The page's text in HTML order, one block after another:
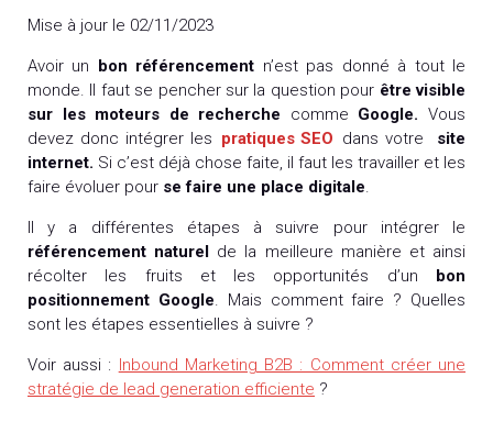
Mise à jour le 02/11/2023
Avoir un bon référencement n’est pas donné à tout le
monde. Il faut se pencher sur la question pour être visible
sur les moteurs de recherche comme Google.Vous
devez donc intégrer les pratiques SEO dans votre site
internet. Si c’est déjà chose faite, il faut les travailler et les
faire évoluer pour se faire une place digitale.
Il y a différentes étapes à suivre pour intégrer le
référencement naturel de la meilleure manière et ainsi
récolter les fruits et les opportunités d’un bon
positionnement Google. Mais comment faire ? Quelles
sont les étapes essentielles à suivre ?
Voir aussi : Inbound Marketing B2B : Comment créer une
stratégie de lead generation efficiente ?